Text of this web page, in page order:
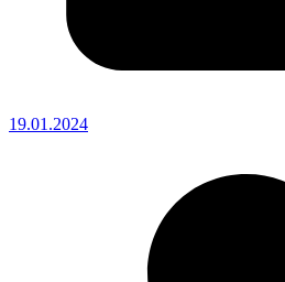
19.01.2024